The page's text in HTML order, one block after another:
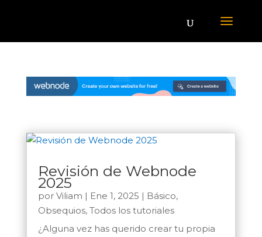
Revisión de Webnode
2025
por Viliam | Ene 1, 2025 | Básico,
Obsequios, Todos los tutoriales
¿Alguna vez has querido crear tu propia